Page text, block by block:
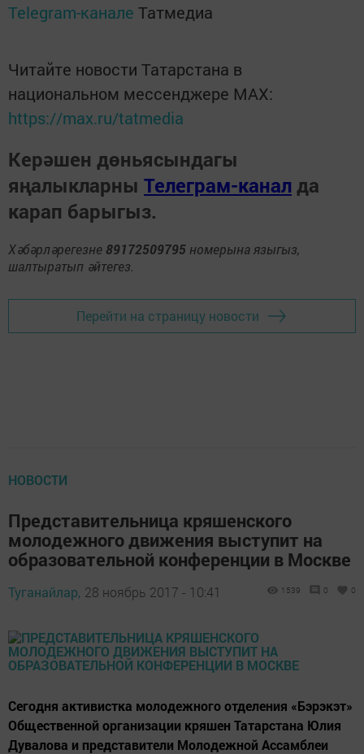
Telegram-канале Татмедиа
Читайте новости Татарстана в
национальном мессенджере MАХ:
https://max.ru/tatmedia
Керәшен дөньясындагы
яңалыкларны Телеграм-канал да
карап барыгыз.
Хәбәрләрегезне 89172509795 номерына языгыз,
шалтыратып әйтегез.
Перейти на страницу новости
НОВОСТИ
Представительница кряшенского
молодежного движения выступит на
образовательной конференции в Москве
Туганайлар, 28 ноябрь 2017 - 10:41 1539 0 0
Сегодня активистка молодежного отделения «Бэрэкэт»
Общественной организации кряшен Татарстана Юлия
Дувалова и представители Молодежной Ассамблеи